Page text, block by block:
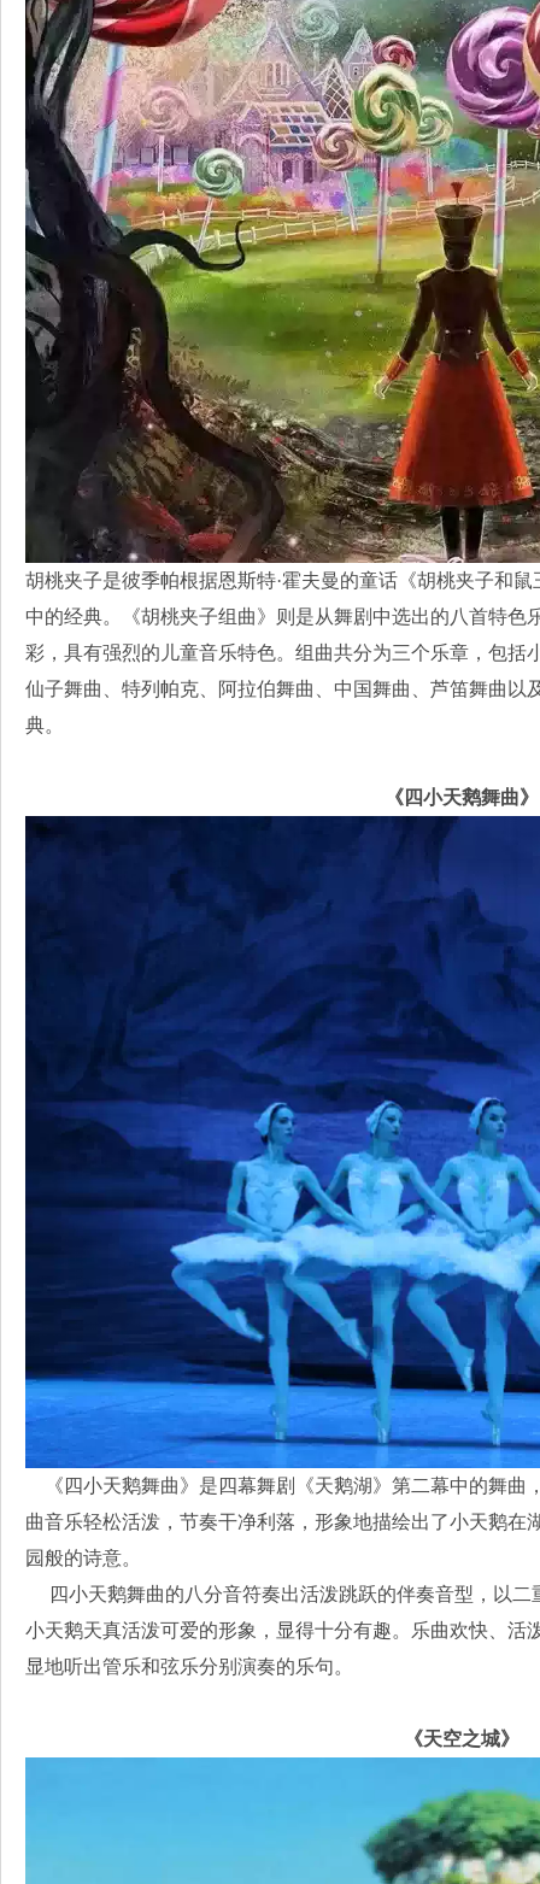
胡桃夹子是彼季帕根据恩斯特·霍夫曼的童话《胡桃夹子和
中的经典。《胡桃夹子组曲》则是从舞剧中选出的八首特色
彩，具有强烈的儿童音乐特色。组曲共分为三个乐章，包括
仙子舞曲、特列帕克、阿拉伯舞曲、中国舞曲、芦笛舞曲以
典。
《四小天鹅舞曲》
《四小天鹅舞曲》是四幕舞剧《天鹅湖》第二幕中的舞曲
曲音乐轻松活泼，节奏干净利落，形象地描绘出了小天鹅在
园般的诗意。
四小天鹅舞曲的八分音符奏出活泼跳跃的伴奏音型，以二
小天鹅天真活泼可爱的形象，显得十分有趣。乐曲欢快、活
显地听出管乐和弦乐分别演奏的乐句。
《天空之城》